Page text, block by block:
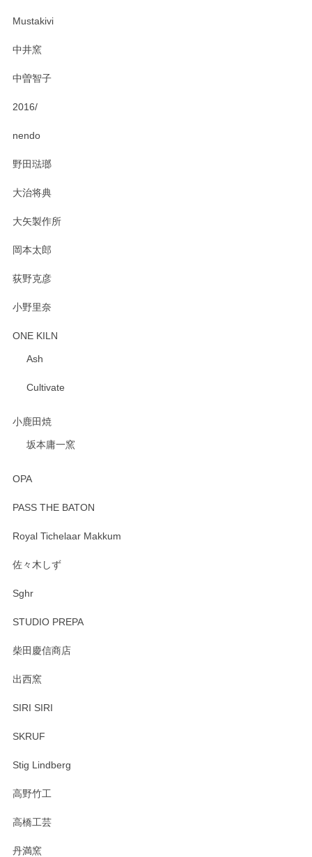
Mustakivi
中井窯
中曽智子
2016/
nendo
野田琺瑯
大治将典
大矢製作所
岡本太郎
荻野克彦
小野里奈
ONE KILN
Ash
Cultivate
小鹿田焼
坂本庸一窯
OPA
PASS THE BATON
Royal Tichelaar Makkum
佐々木しず
Sghr
STUDIO PREPA
柴田慶信商店
出西窯
SIRI SIRI
SKRUF
Stig Lindberg
高野竹工
高橋工芸
丹満窯